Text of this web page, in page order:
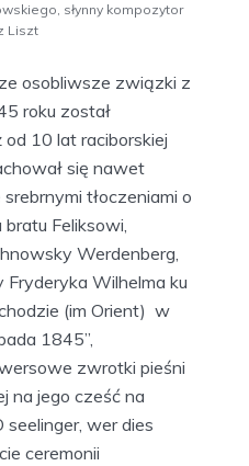
słynny kompozytor
Liszt
osobliwsze związki z
roku został
od 10 lat raciborskiej
się nawet
tłoczeniami o
Feliksowi,
Werdenberg,
Fryderyka Wilhelma ku
(im Orient) w
1845”,
zwrotki pieśni
na jego cześć na
seelinger, wer dies
ceremonii